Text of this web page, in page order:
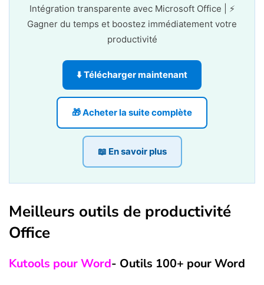
Intégration transparente avec Microsoft Office | ⚡
Gagner du temps et boostez immédiatement votre
productivité
⬇️ Télécharger maintenant
🎁 Acheter la suite complète
📖 En savoir plus
Meilleurs outils de productivité
Office
Kutools pour Word- Outils 100+ pour Word